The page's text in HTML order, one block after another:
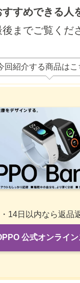
すめできる人
までご覧くだ
回紹介する商品はこ
14日以内なら返品
公式オンライ